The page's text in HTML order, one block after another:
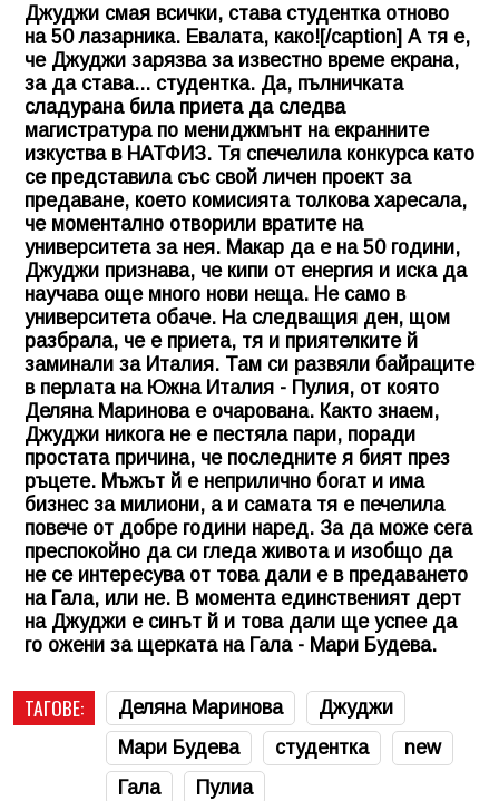
Джуджи смая всички, става студентка отново
на 50 лазарника. Евалата, како![/caption] А тя е,
че Джуджи зарязва за известно време екрана,
за да става... студентка. Да, пълничката
сладурана била приета да следва
магистратура по мениджмънт на екранните
изкуства в НАТФИЗ. Тя спечелила конкурса като
се представила със свой личен проект за
предаване, което комисията толкова харесала,
че моментално отворили вратите на
университета за нея. Макар да е на 50 години,
Джуджи признава, че кипи от енергия и иска да
научава още много нови неща. Не само в
университета обаче. На следващия ден, щом
разбрала, че е приета, тя и приятелките й
заминали за Италия. Там си развяли байраците
в перлата на Южна Италия - Пулия, от която
Деляна Маринова е очарована. Както знаем,
Джуджи никога не е пестяла пари, поради
простата причина, че последните я бият през
ръцете. Мъжът й е неприлично богат и има
бизнес за милиони, а и самата тя е печелила
повече от добре години наред. За да може сега
преспокойно да си гледа живота и изобщо да
не се интересува от това дали е в предаването
на Гала, или не. В момента единственият дерт
на Джуджи е синът й и това дали ще успее да
го ожени за щерката на Гала - Мари Будева.
ТАГОВЕ: Деляна Маринова
Джуджи
Мари Будева
студентка
new
Гала
Пулиа